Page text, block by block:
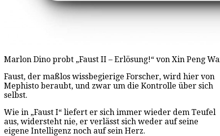
Marlon Dino probt „Faust II – Erlösung!“ von Xin Peng
Faust, der maßlos wissbegierige Forscher, wird hier von
Mephisto beraubt, und zwar um die Kontrolle über sich
selbst.
Wie in „Faust I“ liefert er sich immer wieder dem Teufel
aus, widersteht nie, er verlässt sich weder auf seine
eigene Intelligenz noch auf sein Herz.